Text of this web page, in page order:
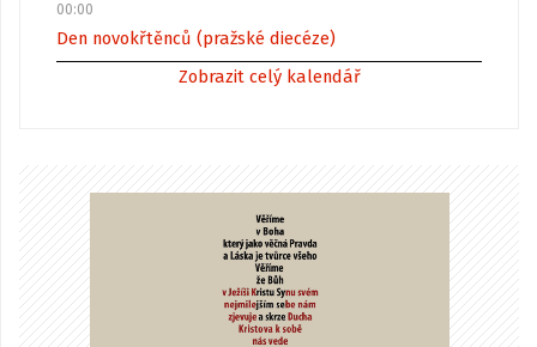
00:00
Den novokřtěnců (pražské diecéze)
Zobrazit celý kalendář